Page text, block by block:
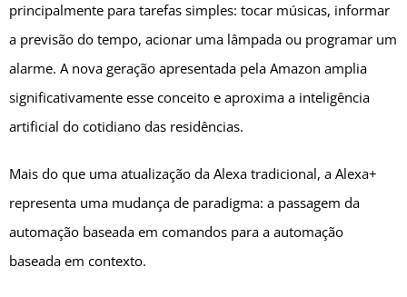
principalmente para tarefas simples: tocar músicas, informar
a previsão do tempo, acionar uma lâmpada ou programar um
alarme. A nova geração apresentada pela Amazon amplia
significativamente esse conceito e aproxima a inteligência
artificial do cotidiano das residências.
Mais do que uma atualização da Alexa tradicional, a Alexa+
representa uma mudança de paradigma: a passagem da
automação baseada em comandos para a automação
baseada em contexto.